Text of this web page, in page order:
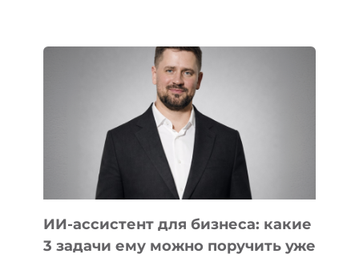
КОТОРЫЕ
РАЗВИВАЮТ
ТЕХНОЛОГИЧЕСКОЕ
ОБРАЗОВАНИЕ
ТАДЖИКИСТАНА
ИИ-ассистент для бизнеса: какие
3 задачи ему можно поручить уже